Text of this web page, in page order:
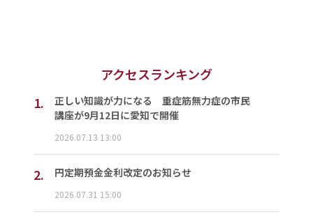
アクセスランキング
1.
正しい知識が力になる 重症筋無力症の市民
講座が9月12日に愛知で開催
2026.07.13 13:00
2. 円定期預金金利改定のお知らせ
2026.07.31 15:00